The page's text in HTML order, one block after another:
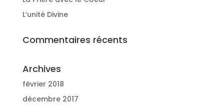
L’unité Divine
Commentaires récents
Archives
février 2018
décembre 2017